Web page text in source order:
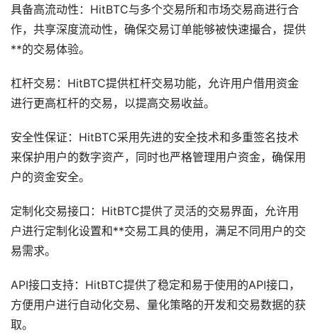
具备高流动性：HitBTC与多个交易所和市场交易商进行合
作，共享深度流动性，确保交易订单能够被快速撮合，提供
**的交易体验。
杠杆交易：HitBTC提供杠杆交易功能，允许用户借用资金
进行更高杠杆的交易，以提高交易收益。
安全性保证：HitBTC采用先进的安全技术和多重签名技术
来保护用户的数字资产，同时也严格管理用户资金，确保用
户的资金安全。
定制化交易接口：HitBTC提供了灵活的交易界面，允许用
户进行定制化设置和**交易工具的使用，满足不同用户的交
易需求。
API接口支持：HitBTC提供了稳定和易于使用的API接口，
方便用户进行自动化交易、量化策略的开发和交易数据的获
取。